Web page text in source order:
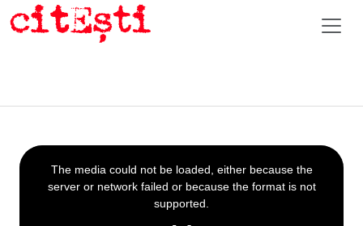
This
is
a
The media could not be loaded, either because the
server or network failed or because the format is not
supported.